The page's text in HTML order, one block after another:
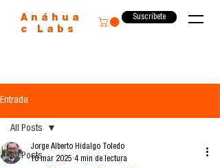
Anáhua
c Labs
Suscríbete
Entrada
All Posts
All Posts
Jorge Alberto Hidalgo Toledo
10 mar 2025 4 min de lectura